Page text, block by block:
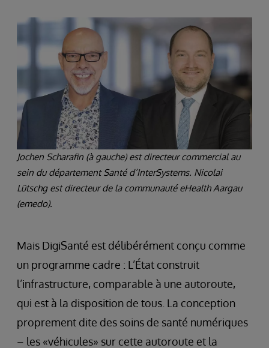
Jochen Scharafin (à gauche) est directeur commercial au
sein du département Santé d’InterSystems. Nicolai
Lütschg est directeur de la communauté eHealth Aargau
(emedo).
Mais DigiSanté est délibérément conçu comme
un programme cadre : L’État construit
l’infrastructure, comparable à une autoroute,
qui est à la disposition de tous. La conception
proprement dite des soins de santé numériques
– les «véhicules» sur cette autoroute et la